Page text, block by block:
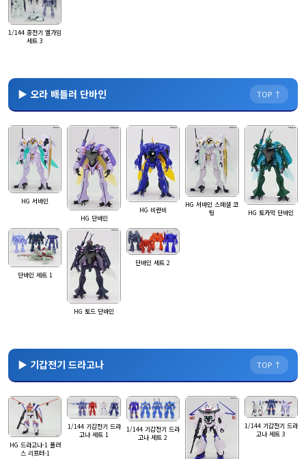
1/144 중전기 엘가임
세트 3
▶ 오라 배틀러 단바인 TOP ↑
HG 서바인
HG 단바인
HG 비란비
HG 서바인 스페셜 코
팅
HG 토카막 단바인
단바인 세트 1
HG 토드 단바인
단바인 세트 2
▶ 기갑전기 드라고나 TOP ↑
HG 드라고나-1 플러
스 리프터-1
1/144 기갑전기 드라
고나 세트 1
1/144 기갑전기 드라
고나 세트 2
1/144 기갑전기 드라
고나 세트 3